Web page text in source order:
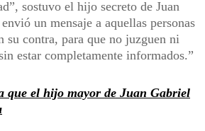
sostuvo el hijo secreto de Juan
un mensaje a aquellas personas
su contra, para que no juzguen ni
estar completamente informados.
que el hijo mayor de Juan Gabriel